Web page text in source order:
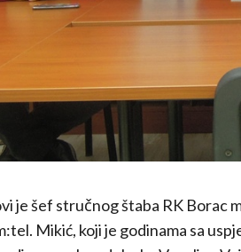
je šef stručnog štaba RK Borac
Mikić, koji je godinama sa